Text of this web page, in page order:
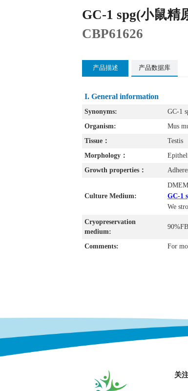
GC-1 spg(小鼠精
CBP61626
产品描述 产品数据库
I. General information
Synonyms:
GC-1
Organism:
Mus
Tissue：
Testis
Morphology：
Growth properties：
Culture Medium:
GC-1
We
Cryopreservation
medium:
Comments: For
关